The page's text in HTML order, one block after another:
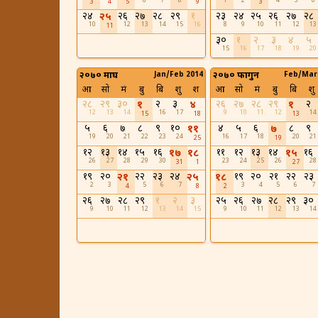
3 4 5 9
२४
10
२५
11
२६
12
२७
13
२८
14
२९
15
१
16
3
२३
8
२४
9
२५
10
२६
11
२७
12
२८
13
३०
15
१
16
२
17
३
18
४
19
५
20
२०७० माघ Jan/Feb 2014
आ सो मं बु बि शु श
२८
12
२९
13
३०
14
१
15
२
16
३
17
४
18
५
19
६
20
७
21
८
22
९
23
१०
24
११
25
१२
26
१३
27
१४
28
१५
29
१६
30
१७
31
१८
1
१९
2
२०
3
२१
4
२२
5
२३
6
२४
7
२५
8
२६
9
२७
10
२८
11
२९
12
१
13
२
14
३
15
२०७० फागुन Feb/Mar
आ सो मं बु बि शु
२६
9
२७
10
२८
11
२९
12
१
13
२
14
४
16
५
17
६
18
७
19
८
20
९
21
११
23
१२
24
१३
25
१४
26
१५
27
१६
28
१८
2
१९
3
२०
4
२१
5
२२
6
२३
7
२५
9
२६
10
२७
11
२८
12
२९
13
३०
14